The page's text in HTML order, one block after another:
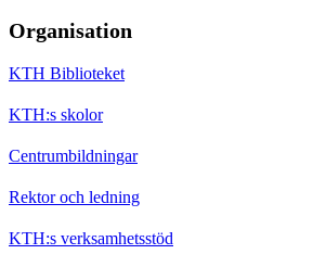
Organisation
KTH Biblioteket
KTH:s skolor
Centrumbildningar
Rektor och ledning
KTH:s verksamhetsstöd